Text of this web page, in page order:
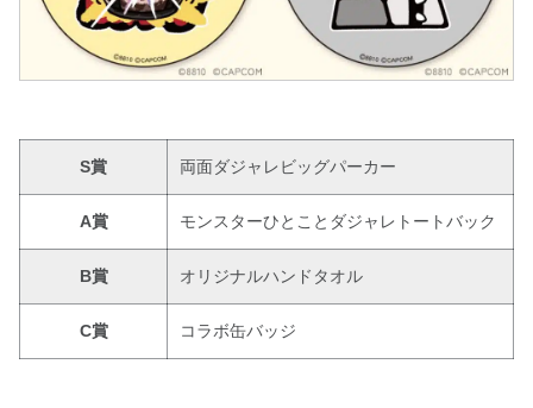
S賞 両面ダジャレビッグパーカー
A賞 モンスターひとことダジャレトートバック
B賞 オリジナルハンドタオル
C賞 コラボ缶バッジ